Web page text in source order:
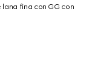
fina con GG con